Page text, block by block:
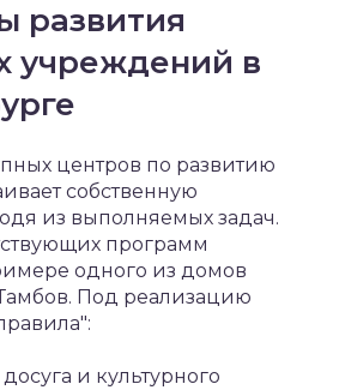
развития
учреждений в
центров по развитию
собственную
из выполняемых задач.
программ
одного из домов
Под реализацию
и культурного